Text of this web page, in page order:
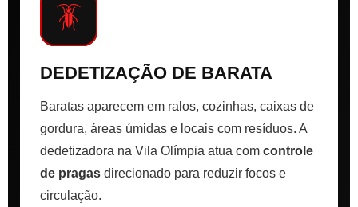
🪳
DEDETIZAÇÃO DE BARATA
Baratas aparecem em ralos, cozinhas, caixas de
gordura, áreas úmidas e locais com resíduos. A
dedetizadora na Vila Olímpia atua com controle
de pragas direcionado para reduzir focos e
circulação.